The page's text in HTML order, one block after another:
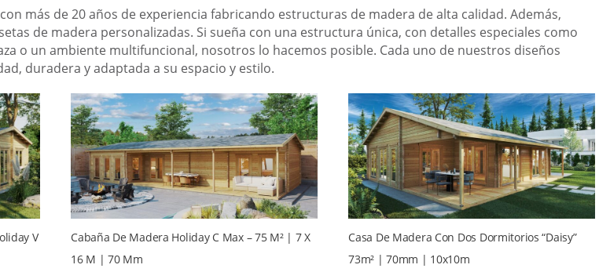
más de 20 años de experiencia fabricando estructuras de madera de alta calidad. Además,
de madera personalizadas. Si sueña con una estructura única, con detalles especiales como
o un ambiente multifuncional, nosotros lo hacemos posible. Cada uno de nuestros diseños
duradera y adaptada a su espacio y estilo.
V
Cabaña De Madera Holiday C Max – 75 M² | 7 X
16 M | 70 Mm
Casa De Madera Con Dos Dormitorios “Daisy”
73m² | 70mm | 10x10m